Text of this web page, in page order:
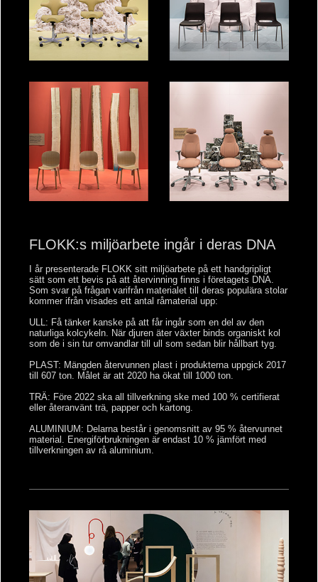
FLOKK:s miljöarbete ingår i deras DNA
I år presenterade FLOKK sitt miljöarbete på ett handgripligt
sätt som ett bevis på att återvinning finns i företagets DNA.
Som svar på frågan varifrån materialet till deras populära stolar
kommer ifrån visades ett antal råmaterial upp:
ULL: Få tänker kanske på att får ingår som en del av den
naturliga kolcykeln. När djuren äter växter binds organiskt kol
som de i sin tur omvandlar till ull som sedan blir hållbart tyg.
PLAST: Mängden återvunnen plast i produkterna uppgick 2017
till 607 ton. Målet är att 2020 ha ökat till 1000 ton.
TRÄ: Före 2022 ska all tillverkning ske med 100 % certifierat
eller återanvänt trä, papper och kartong.
ALUMINIUM: Delarna består i genomsnitt av 95 % återvunnet
material. Energiförbrukningen är endast 10 % jämfört med
tillverkningen av rå aluminium.